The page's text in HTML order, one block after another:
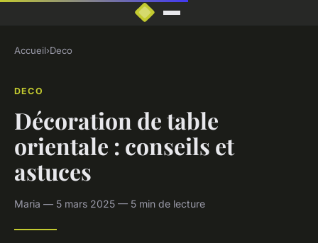
Accueil›Deco
DECO
Décoration de table
orientale : conseils et
astuces
Maria — 5 mars 2025 — 5 min de lecture